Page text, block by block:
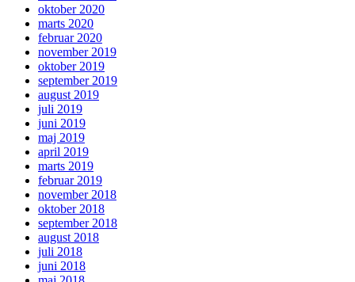
oktober 2020
marts 2020
februar 2020
november 2019
oktober 2019
september 2019
august 2019
juli 2019
juni 2019
maj 2019
april 2019
marts 2019
februar 2019
november 2018
oktober 2018
september 2018
august 2018
juli 2018
juni 2018